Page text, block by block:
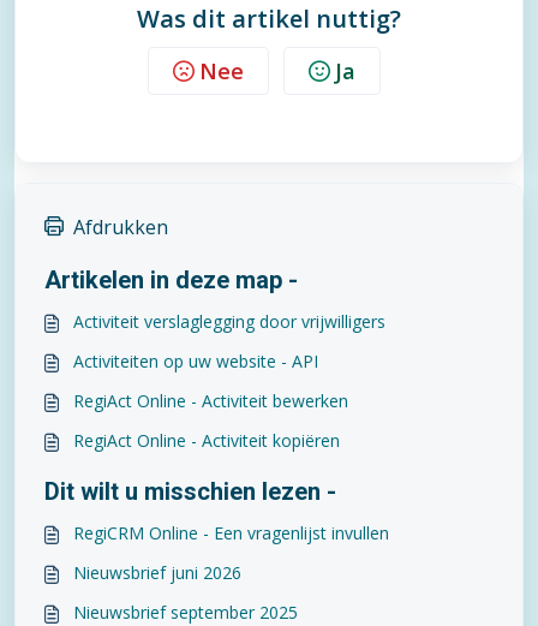
Was dit artikel nuttig?
Nee Ja
Afdrukken
Artikelen in deze map -
Activiteit verslaglegging door vrijwilligers
Activiteiten op uw website - API
RegiAct Online - Activiteit bewerken
RegiAct Online - Activiteit kopiëren
Dit wilt u misschien lezen -
RegiCRM Online - Een vragenlijst invullen
Nieuwsbrief juni 2026
Nieuwsbrief september 2025